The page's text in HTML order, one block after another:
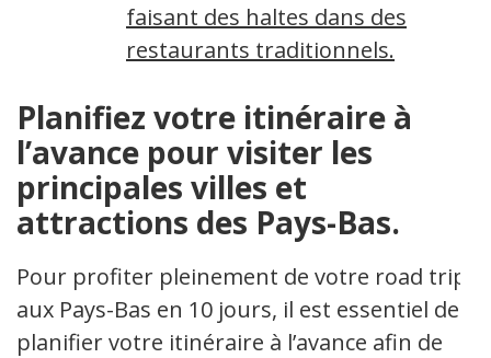
faisant des haltes dans des
restaurants traditionnels.
Planifiez votre itinéraire à
l’avance pour visiter les
principales villes et
attractions des Pays-Bas.
Pour profiter pleinement de votre road trip
aux Pays-Bas en 10 jours, il est essentiel de
planifier votre itinéraire à l’avance afin de